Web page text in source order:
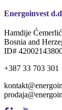
Energoinvest
Hamdije
Bosnia and
ID#
+387 33 703 301